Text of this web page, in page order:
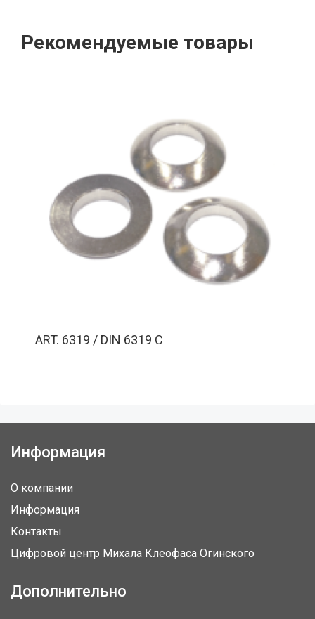
Рекомендуемые товары
ART. 6319 / DIN 6319 C
Информация
О компании
Информация
Контакты
Цифровой центр Михала Клеофаса Огинского
Дополнительно